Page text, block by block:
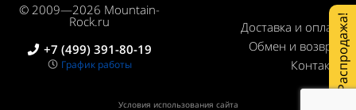
© 2009—2026 Mountain-
Rock.ru
+7 (499) 391-80-19
График работы
Доставка и оплата
Обмен и возврат
Контакты
Условия использования сайта
Распродажа!